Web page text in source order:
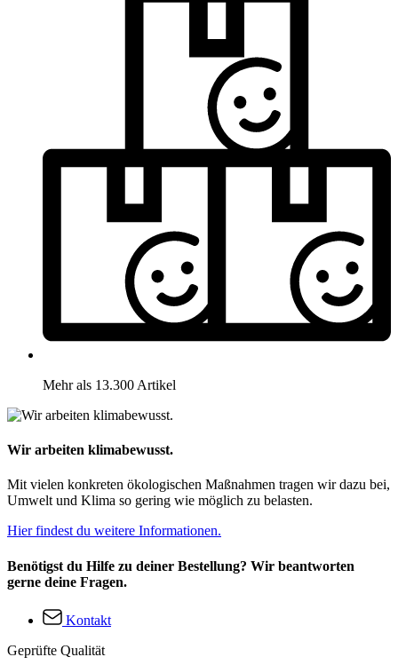
Mehr als 13.300 Artikel
Wir arbeiten klimabewusst.
Mit vielen konkreten ökologischen Maßnahmen tragen wir dazu bei,
Umwelt und Klima so gering wie möglich zu belasten.
Hier findest du weitere Informationen.
Benötigst du Hilfe zu deiner Bestellung? Wir beantworten
gerne deine Fragen.
Kontakt
Geprüfte Qualität